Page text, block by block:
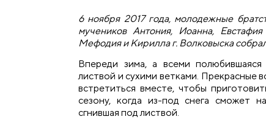
6 ноября 2017 года, молодежные
мучеников Антония, Иоанна,
Мефодия и Кирилла г. Волковыска
Впереди зима, а всеми полюбившаяся
листвой и сухими ветками. Прекрасные
встретиться вместе, чтобы
сезону, когда из-под снега сможет
сгнившая под листвой.